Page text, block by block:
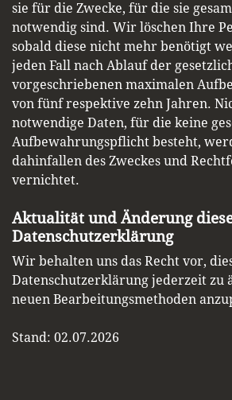
sie für die Zwecke, für die sie
notwendig sind. Wir löschen Ihre
sobald diese nicht mehr benötigt
jeden Fall nach Ablauf der
vorgeschriebenen maximalen
von fünf respektive zehn Jahren.
notwendige Daten, für die keine
Aufbewahrungspflicht besteht,
dahinfallen des Zweckes und
vernichtet.
Aktualität und Änderung
Datenschutzerklärung
Wir behalten uns das Recht vor,
Datenschutzerklärung jederzeit zu
neuen Bearbeitungsmethoden
Stand: 02.07.2026